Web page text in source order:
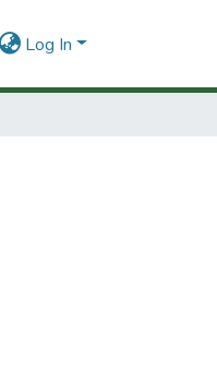
Log In